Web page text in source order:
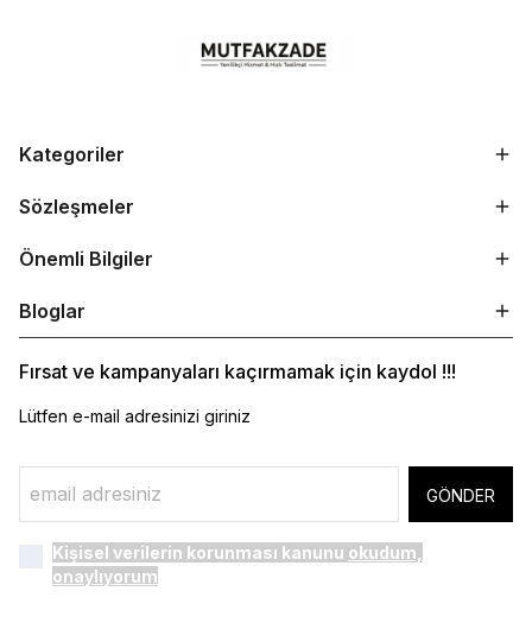
Kategoriler
Sözleşmeler
Önemli Bilgiler
Bloglar
Fırsat ve kampanyaları kaçırmamak için kaydol !!!
Lütfen e-mail adresinizi giriniz
GÖNDER
Kişisel verilerin korunması kanunu okudum,
onaylıyorum